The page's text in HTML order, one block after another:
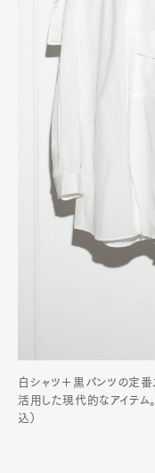
白シャツ＋黒パンツの定番
活用した現代的なアイテム
込）